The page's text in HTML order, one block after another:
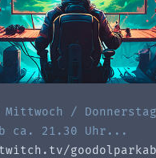
Mittwoch /
ca. 21.30 Uhr...